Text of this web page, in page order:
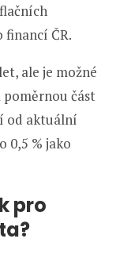
ČR.
ale je možné
poměrnou část
od aktuální
0,5 % jako
pro